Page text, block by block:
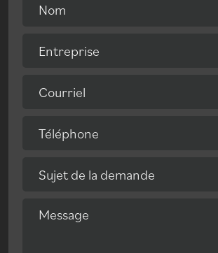
Nom
Entreprise
Courriel
Téléphone
Sujet de la demande
Message